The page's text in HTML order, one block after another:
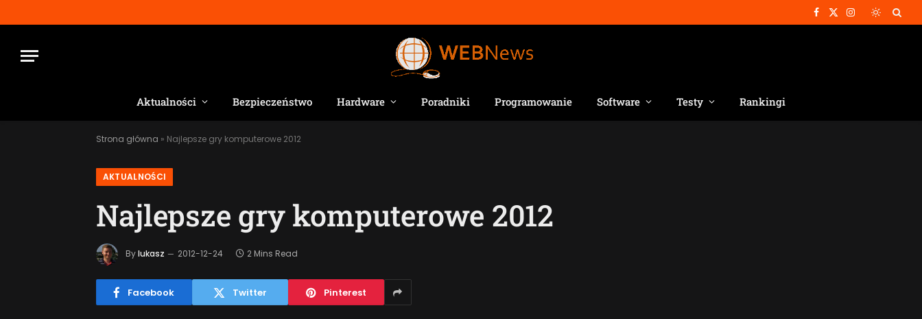
Facebook
X
Instagram
Aktualności Bezpieczeństwo Hardware Poradniki Programowanie Software Testy Rankingi
Strona główna » Najlepsze gry komputerowe 2012
AKTUALNOŚCI
Najlepsze gry komputerowe 2012
By lukasz 2012-12-24 2 Mins Read
Facebook Twitter Pinterest